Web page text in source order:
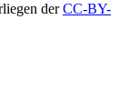
derCC-BY-